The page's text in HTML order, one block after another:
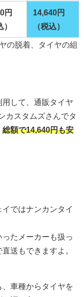
円
）
14,640円
（税込）
の脱着、タイヤの組
して、通販タイヤ
カスタムズさんでタ
総額で14,640円も安
ではナンカンタイ
たメーカーも扱っ
送もできますよ。
車種からタイヤを